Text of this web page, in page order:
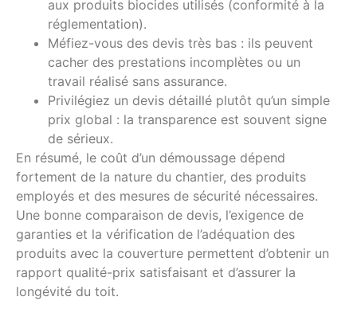
aux produits biocides utilisés (conformité à la
réglementation).
Méfiez-vous des devis très bas : ils peuvent
cacher des prestations incomplètes ou un
travail réalisé sans assurance.
Privilégiez un devis détaillé plutôt qu’un simple
prix global : la transparence est souvent signe
de sérieux.
En résumé, le coût d’un démoussage dépend
fortement de la nature du chantier, des produits
employés et des mesures de sécurité nécessaires.
Une bonne comparaison de devis, l’exigence de
garanties et la vérification de l’adéquation des
produits avec la couverture permettent d’obtenir un
rapport qualité-prix satisfaisant et d’assurer la
longévité du toit.